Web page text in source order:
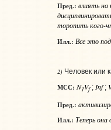
Пред.: влиятьна
торопитького-
Илл.: Все это
2) Человек или
МСС: N1Vf;Inf;
Пред.:
Илл.: Теперь она